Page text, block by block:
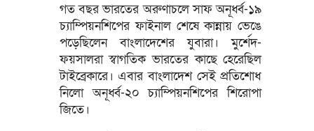
গত বছর ভারতের অরুণাচলে সাফ অনূর্ধ্ব-১৯
চ্যাম্পিয়নশিপের ফাইনাল শেষে কান্নায় ভেঙে
পড়েছিলেন বাংলাদেশের যুবারা। মুর্শেদ-
ফয়সালরা স্বাগতিক ভারতের কাছে হেরেছিল
টাইব্রেকারে। এবার বাংলাদেশ সেই প্রতিশোধ
নিলো অনূর্ধ্ব-২০ চ্যাম্পিয়নশিপের শিরোপা
জিতে।